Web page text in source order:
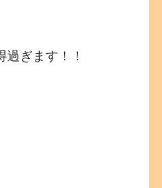
過ぎます！！